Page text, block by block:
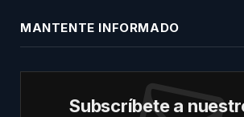
MANTENTE INFORMADO
Subscríbete a